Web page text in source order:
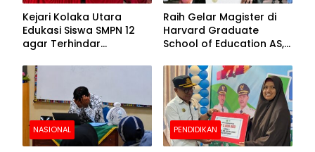
Kejari Kolaka Utara
Edukasi Siswa SMPN 12
agar Terhindar
Raih Gelar Magister di
Harvard Graduate
School of Education AS,
Foto Putrinya Perlihatkan
Ijazah
NASIONAL PENDIDIKAN